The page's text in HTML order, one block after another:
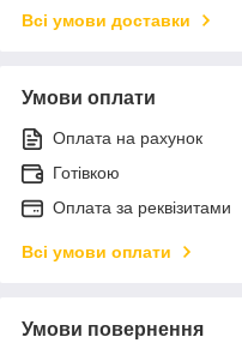
Всі умови доставки
Умови оплати
Оплата на рахунок
Готівкою
Оплата за реквізитами
Всі умови оплати
Умови повернення